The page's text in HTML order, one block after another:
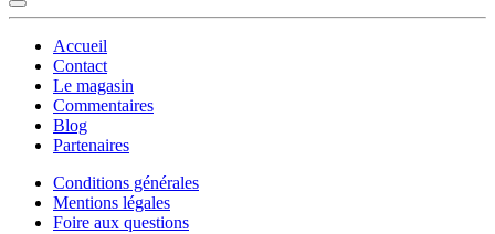
Accueil
Contact
Le magasin
Commentaires
Blog
Partenaires
Conditions générales
Mentions légales
Foire aux questions